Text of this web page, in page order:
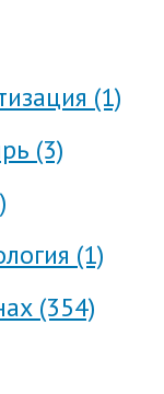
(1)
(3)
(1)
(354)